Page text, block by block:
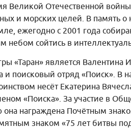
Великой Отечественной
и морских целей. В память о
ежегодно с 2001 года
небом сойтись в
«Таран» является
и поисковый отряд «Поиск». В
несёт Екатерина
«Поиска». За участие в
награждена Почётным
знаком «75 лет битвы